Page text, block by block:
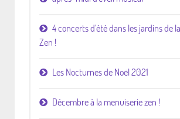
4 concerts d'été dans les jardins de
Zen !
Les Nocturnes de Noël 2021
Décembre à la menuiserie zen !